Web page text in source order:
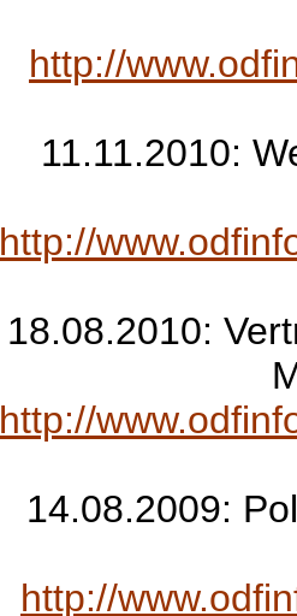
http://
11.11.2010:
http://
18.08.2010:
http://
14.08.2009:
http://